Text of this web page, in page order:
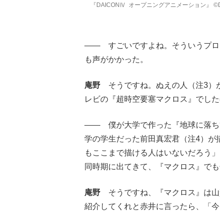
『DAICONⅣ オープニングアニメーション』
―― すごいですよね。そういうプロ
も声がかかった。
庵野 そうですね。ぬえの人（注3）
レビの『超時空要塞マクロス』でした
―― 僕が大学で作った『地球に落ち
学の学生だった前田真宏君（注4）
もここまで描ける人はいないだろう
同時期に出てきて、『マクロス』で
庵野 そうですね、『マクロス』は
紹介してくれと赤井に言ったら、「